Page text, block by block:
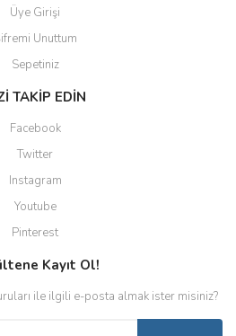
Üye Girişi
Unuttum
Sepetiniz
TAKİP EDİN
Facebook
Twitter
Instagram
Youtube
Pinterest
Kayıt Ol!
ile ilgili e-posta almak ister misiniz?